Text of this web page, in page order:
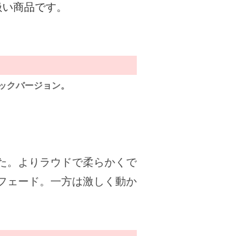
商品です。
バージョン。
。よりラウドで柔らかくで
ェード。一方は激しく動か